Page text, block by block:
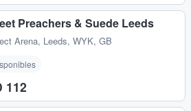
Preachers & Suede Leeds
Arena, Leeds, WYK, GB
112